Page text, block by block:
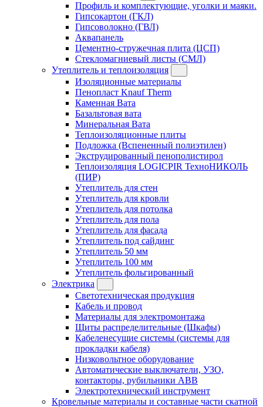
Профиль и комплектующие, уголки и маяки.
Гипсокартон (ГКЛ)
Гипсоволокно (ГВЛ)
Аквапанель
Цементно-стружечная плита (ЦСП)
Стекломагниевый листы (СМЛ)
Утеплитель и теплоизоляция
Изоляционные материалы
Пенопласт Knauf Therm
Каменная Вата
Базальтовая вата
Минеральная Вата
Теплоизоляционные плиты
Подложка (Вспененный полиэтилен)
Экструдированный пенополистирол
Теплоизоляция LOGICPIR ТехноНИКОЛЬ
(ПИР)
Утеплитель для стен
Утеплитель для кровли
Утеплитель для потолка
Утеплитель для пола
Утеплитель для фасада
Утеплитель под сайдинг
Утеплитель 50 мм
Утеплитель 100 мм
Утеплитель фольгированный
Электрика
Светотехническая продукция
Кабель и провод
Материалы для электромонтажа
Щиты распределительные (Шкафы)
Кабеленесущие системы (системы для
прокладки кабеля)
Низковольтное оборудование
Автоматические выключатели, УЗО,
контакторы, рубильники ABB
Электротехнический инструмент
Кровельные материалы и составные части скатной